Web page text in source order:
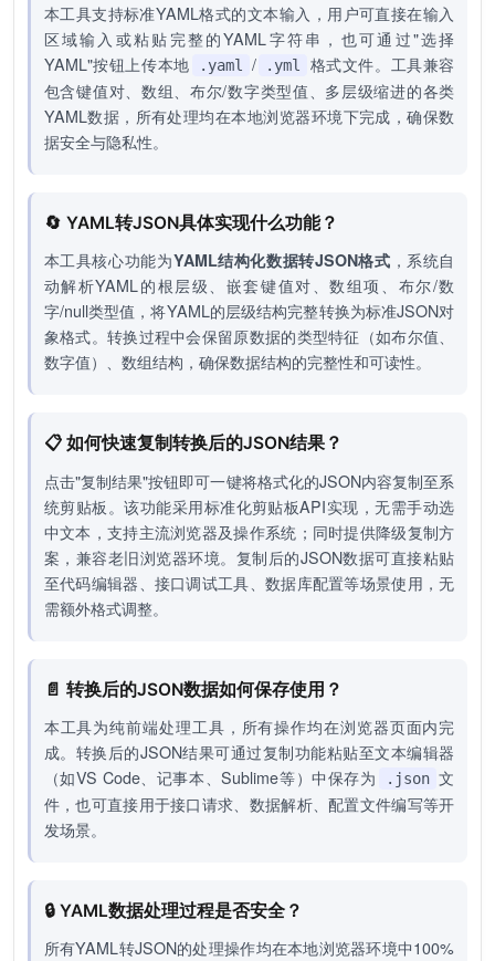
本工具支持标准YAML格式的文本输入，用户可直接在输入
区域输入或粘贴完整的YAML字符串，也可通过"选择
YAML"按钮上传本地
.yaml / .yml
格式文件。工具兼容
包含键值对、数组、布尔/数字类型值、多层级缩进的各类
YAML数据，所有处理均在本地浏览器环境下完成，确保数
据安全与隐私性。
🔄 YAML转JSON具体实现什么功能？
本工具核心功能为YAML结构化数据转JSON格式 ，系统自
动解析YAML的根层级、嵌套键值对、数组项、布尔/数
字/null类型值，将YAML的层级结构完整转换为标准JSON对
象格式。转换过程中会保留原数据的类型特征（如布尔值、
数字值）、数组结构，确保数据结构的完整性和可读性。
📋 如何快速复制转换后的JSON结果？
点击"复制结果"按钮即可一键将格式化的JSON内容复制至系
统剪贴板。该功能采用标准化剪贴板API实现，无需手动选
中文本，支持主流浏览器及操作系统；同时提供降级复制方
案，兼容老旧浏览器环境。复制后的JSON数据可直接粘贴
至代码编辑器、接口调试工具、数据库配置等场景使用，无
需额外格式调整。
📄 转换后的JSON数据如何保存使用？
本工具为纯前端处理工具，所有操作均在浏览器页面内完
成。转换后的JSON结果可通过复制功能粘贴至文本编辑器
（如VS Code、记事本、Sublime等）中保存为
.json 文
件，也可直接用于接口请求、数据解析、配置文件编写等开
发场景。
🔒 YAML数据处理过程是否安全？
所有YAML转JSON的处理操作均在本地浏览器环境中100%